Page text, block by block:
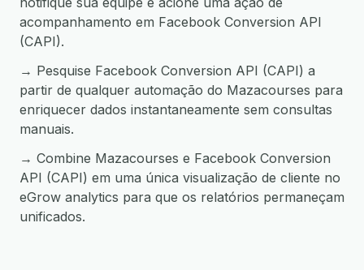
acompanhamento em Facebook Conversion API
(CAPI).
→ Pesquise Facebook Conversion API (CAPI) a
partir de qualquer automação do Mazacourses para
enriquecer dados instantaneamente sem consultas
manuais.
→ Combine Mazacourses e Facebook Conversion
API (CAPI) em uma única visualização de cliente no
eGrow analytics para que os relatórios permaneçam
unificados.